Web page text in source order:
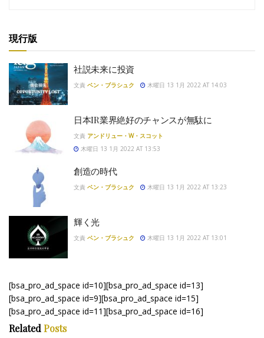
現行版
社説未来に投資
文責 ベン・ブラシュク 木曜日 13 1月 2022 AT 14:03
日本IR業界絶好のチャンスが無駄に
文責 アンドリュー・W・スコット
木曜日 13 1月 2022 AT 13:53
創造の時代
文責 ベン・ブラシュク 木曜日 13 1月 2022 AT 13:23
輝く光
文責 ベン・ブラシュク 木曜日 13 1月 2022 AT 13:01
[bsa_pro_ad_space id=10][bsa_pro_ad_space id=13]
[bsa_pro_ad_space id=9][bsa_pro_ad_space id=15]
[bsa_pro_ad_space id=11][bsa_pro_ad_space id=16]
Related Posts